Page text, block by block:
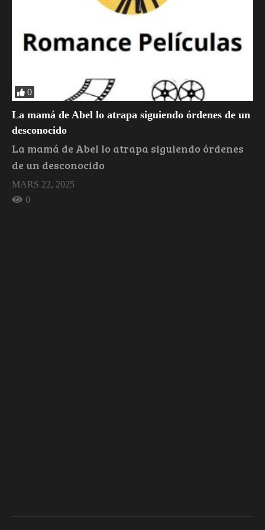
0
La mamá de Abel lo atrapa siguiendo órdenes de un
desconocido
La mamá de Abel lo atrapa siguiendo órdenes
de un desconocido
MARS 22, 2025
0